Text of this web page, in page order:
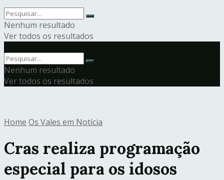
Nenhum resultado
Ver todos os resultados
Nenhum resultado
Ver todos os resultados
Home Os Vales em Notícia
Cras realiza programação
especial para os idosos